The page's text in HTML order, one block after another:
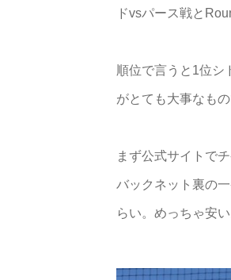
ドvsパース戦と
順位で言うと1位
がとても大事なもの
まず公式サイトで
バックネット裏の
らい。めっちゃ安